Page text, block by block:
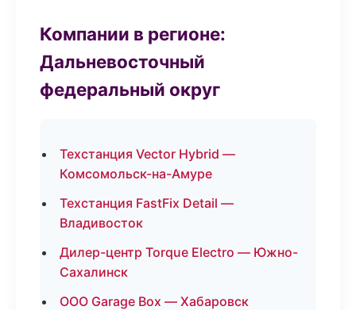
Компании в регионе:
Дальневосточный
федеральный округ
Техстанция Vector Hybrid —
Комсомольск-на-Амуре
Техстанция FastFix Detail —
Владивосток
Дилер-центр Torque Electro — Южно-
Сахалинск
ООО Garage Box — Хабаровск